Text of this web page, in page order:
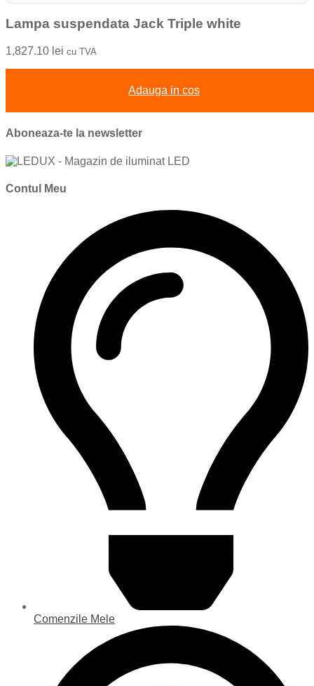
Lampa suspendata Jack Triple white
1,827.10 lei cu TVA
Adauga in cos
Aboneaza-te la newsletter
Contul Meu
Comenzile Mele